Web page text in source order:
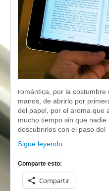
romántica, por la
manos, de abrirlo por
del papel, por el aroma que
mucho tiempo sin que
descubrirlos con el paso del
Sigue leyendo…
Comparte esto:
Compartir